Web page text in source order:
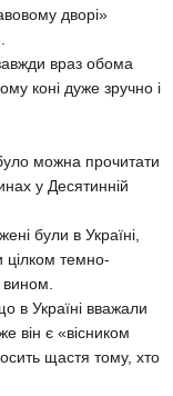
дворі»
враз обома
коні дуже зручно і
можна прочитати
у Десятинній
були в Україні,
цілком темно-
вином.
в Україні вважали
він є «вісником
щастя тому, хто